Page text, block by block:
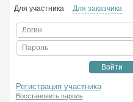
Для участника Для заказчика
Логин
Пароль
Войти
Регистрация участника
Восстановить пароль